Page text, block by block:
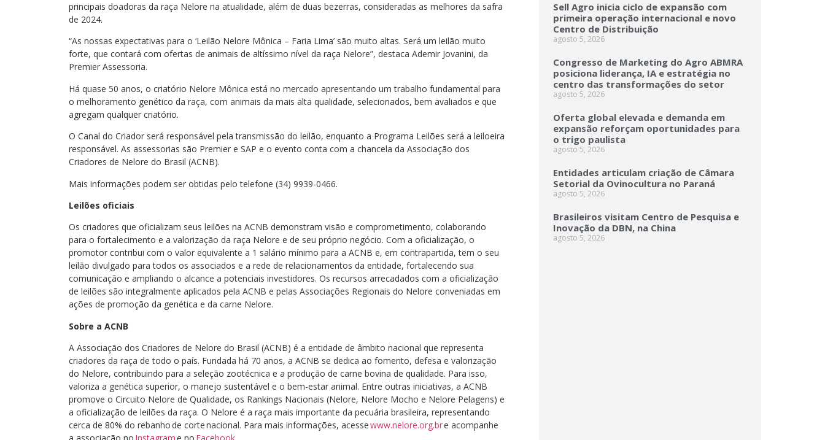
principais doadoras da raça Nelore na atualidade, além de duas bezerras, consideradas as melhores da safra
de 2024.
“As nossas expectativas para o ‘Leilão Nelore Mônica – Faria Lima’ são muito altas. Será um leilão muito
forte, que contará com ofertas de animais de altíssimo nível da raça Nelore”, destaca Ademir Jovanini, da
Premier Assessoria.
Há quase 50 anos, o criatório Nelore Mônica está no mercado apresentando um trabalho fundamental para
o melhoramento genético da raça, com animais da mais alta qualidade, selecionados, bem avaliados e que
agregam qualquer criatório.
O Canal do Criador será responsável pela transmissão do leilão, enquanto a Programa Leilões será a leiloeira
responsável. As assessorias são Premier e SAP e o evento conta com a chancela da Associação dos
Criadores de Nelore do Brasil (ACNB).
Mais informações podem ser obtidas pelo telefone (34) 9939-0466.
Leilões oficiais
Os criadores que oficializam seus leilões na ACNB demonstram visão e comprometimento, colaborando
para o fortalecimento e a valorização da raça Nelore e de seu próprio negócio. Com a oficialização, o
promotor contribui com o valor equivalente a 1 salário mínimo para a ACNB e, em contrapartida, tem o seu
leilão divulgado para todos os associados e a rede de relacionamentos da entidade, fortalecendo sua
comunicação e ampliando o alcance a potenciais investidores. Os recursos arrecadados com a oficialização
de leilões são integralmente aplicados pela ACNB e pelas Associações Regionais do Nelore conveniadas em
ações de promoção da genética e da carne Nelore.
Sobre a ACNB
A Associação dos Criadores de Nelore do Brasil (ACNB) é a entidade de âmbito nacional que representa
criadores da raça de todo o país. Fundada há 70 anos, a ACNB se dedica ao fomento, defesa e valorização
do Nelore, contribuindo para a seleção zootécnica e a produção de carne bovina de qualidade. Para isso,
valoriza a genética superior, o manejo sustentável e o bem-estar animal. Entre outras iniciativas, a ACNB
promove o Circuito Nelore de Qualidade, os Rankings Nacionais (Nelore, Nelore Mocho e Nelore Pelagens) e
a oficialização de leilões da raça. O Nelore é a raça mais importante da pecuária brasileira, representando
cerca de 80% do rebanho de corte nacional. Para mais informações, acessewww.nelore.org.bre acompanhe
Sell Agro inicia ciclo de expansão com
primeira operação internacional e novo
Centro de Distribuição
agosto 5, 2026
Congresso de Marketing do Agro ABMRA
posiciona liderança, IA e estratégia no
centro das transformações do setor
agosto 5, 2026
Oferta global elevada e demanda em
expansão reforçam oportunidades para
o trigo paulista
agosto 5, 2026
Entidades articulam criação de Câmara
Setorial da Ovinocultura no Paraná
agosto 5, 2026
Brasileiros visitam Centro de Pesquisa e
Inovação da DBN, na China
agosto 5, 2026